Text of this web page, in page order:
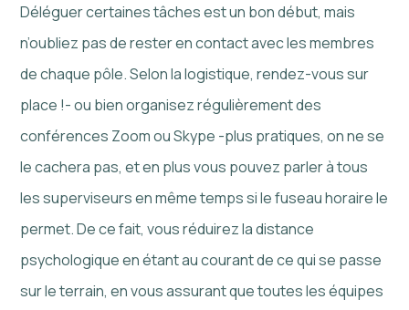
Déléguer certaines tâches est un bon début, mais
n’oubliez pas de rester en contact avec les membres
de chaque pôle. Selon la logistique, rendez-vous sur
place !- ou bien organisez régulièrement des
conférences Zoom ou Skype -plus pratiques, on ne se
le cachera pas, et en plus vous pouvez parler à tous
les superviseurs en même temps si le fuseau horaire le
permet. De ce fait, vous réduirez la distance
psychologique en étant au courant de ce qui se passe
sur le terrain, en vous assurant que toutes les équipes